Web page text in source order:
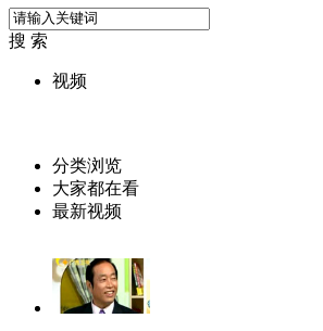
搜 索
视频
分类浏览
大家都在看
最新视频